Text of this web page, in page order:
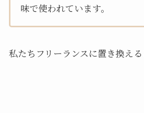
味で使われています。
私たちフリーランスに置き換える